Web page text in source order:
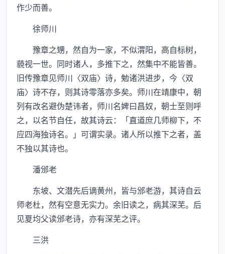
作少而善。
徐师川
豫章之甥，然自为一家，不似渭阳，高自标树，
藐视一世。同时诸人，多推下之，然集中不能皆善。
旧传豫章见师川〈双庙〉诗，勉诸洪进步，今〈双
庙〉诗不存，则其诗零落亦多矣。师川在靖康中，朝
列有改名避伪楚讳者，师川名婢曰昌奴，朝士至则呼
之，以名节自任，故其诗云：「直道庶几师柳下，不
应四海独诗名。」可谓实录。诸人所以推下之者，盖
不独以其诗也。
潘邠老
东坡、文潜先后谪黄州，皆与邠老游，其诗自云
师老杜，然有空意无实力。余旧读之，病其深芜。后
见夏均父读邠老诗，亦有深芜之评。
三洪